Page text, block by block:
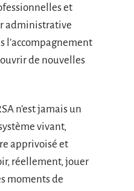
et
administrative
l’accompagnement
de nouvelles
n’est jamais un
vivant,
apprivoisé et
réellement, jouer
moments de